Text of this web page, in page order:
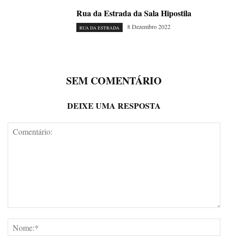
Rua da Estrada da Sala Hipostila
RUA DA ESTRADA 8 Dezembro 2022
SEM COMENTÁRIO
DEIXE UMA RESPOSTA